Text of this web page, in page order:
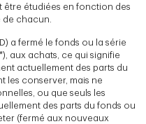
étudiées en fonction des
chacun.
a fermé le fonds ou la série
aux achats, ce qui signifie
actuellement des parts du
les conserver, mais ne
ou que seuls les
des parts du fonds ou
(fermé aux nouveaux